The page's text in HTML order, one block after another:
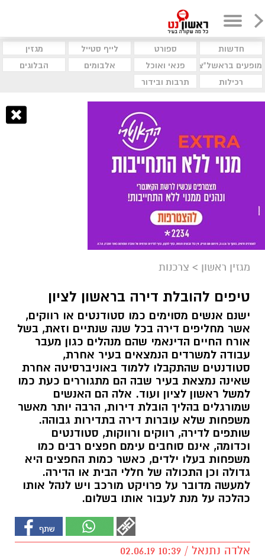
חדשות ספורט לייף סטייל
מגזין
מופעים בראשל"צ
פנאי ואוכל אלבומים
הבלוגים
רכילות
תרבות ובידור
מגזין ראשון > צרכנות
טיפים להובלת דירה בראשון לציון
ישנם אנשים מסוימים כמו סטודנטים או רווקים,
אשר מחליפים דירה בכל שנה שנתיים וזאת, בשל
אורח החיים הדינאמי שהם מנהלים כגון מעבר
עבודה למשרדים הנמצאים בעיר אחרת,
סטודנטים שהתקבלו ללמוד באוניברסיטה אחרת
שאינה נמצאת בעיר שבה הם מתגוררים כעת כמו
למשל ראשון לציון ועוד. אלה הם האנשים
שמורגלים בהליך הובלת דירות, הרבה יותר מאשר
משפחות שלא עוברות דירה בתדירות גבוהה.
שותפים לדירה, רווקים ורווקות, סטודנטים
וכדומה, אינם סוחבים עימם חפצים רבים כמו
משפחות בעלו ילדים, כאשר כמות החפצים היא
גדולה וכן התכולה של חללי הבית או הדירה.
למעשה מדובר על פרויקט מורכב ויש לנהל אותו
כהלכה על מנת לעבור אותו בשלום.
אלדה נתנאל / 10:39 02.06.19